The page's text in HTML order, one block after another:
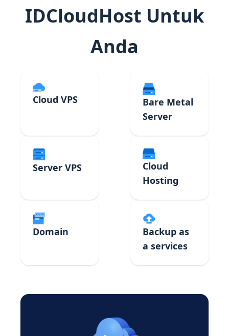
IDCloudHost Untuk
Anda
Cloud VPS
Bare Metal
Server
Server VPS
Cloud
Hosting
Domain
Backup as
a services